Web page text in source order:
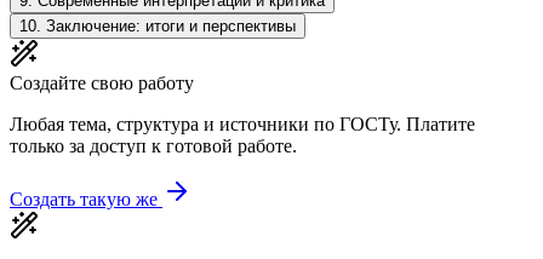
10 Заключение: итоги и перспективы
Создайте свою работу
Любая тема, структура и источники по ГОСТу. Платите
только за доступ к готовой работе.
Создать такую же